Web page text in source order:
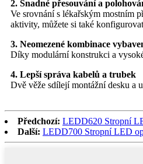
2. Snadné přesouvání a
Ve srovnání s lékařským mostním
aktivity, můžete si také
3. Neomezené kombinace
Díky modulární konstrukci a
4. Lepší správa kabelů a trubek
Dvě věže sdílejí montážní desku a
Předchozí: LEDD620 Stropní
Další: LEDD700 Stropní LED